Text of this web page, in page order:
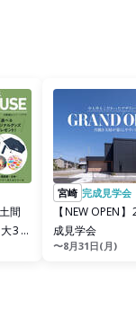
間
3万
宮崎 完成見学会
【NEW OPEN
成見学会
〜8月31日(月)